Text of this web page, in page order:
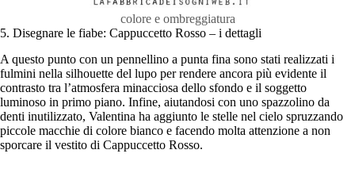
colore e ombreggiatura
5. Disegnare le fiabe: Cappuccetto Rosso – i dettagli
A questo punto con un pennellino a punta fina sono stati realizzati i
fulmini nella silhouette del lupo per rendere ancora più evidente il
contrasto tra l’atmosfera minacciosa dello sfondo e il soggetto
luminoso in primo piano. Infine, aiutandosi con uno spazzolino da
denti inutilizzato, Valentina ha aggiunto le stelle nel cielo spruzzando
piccole macchie di colore bianco e facendo molta attenzione a non
sporcare il vestito di Cappuccetto Rosso.